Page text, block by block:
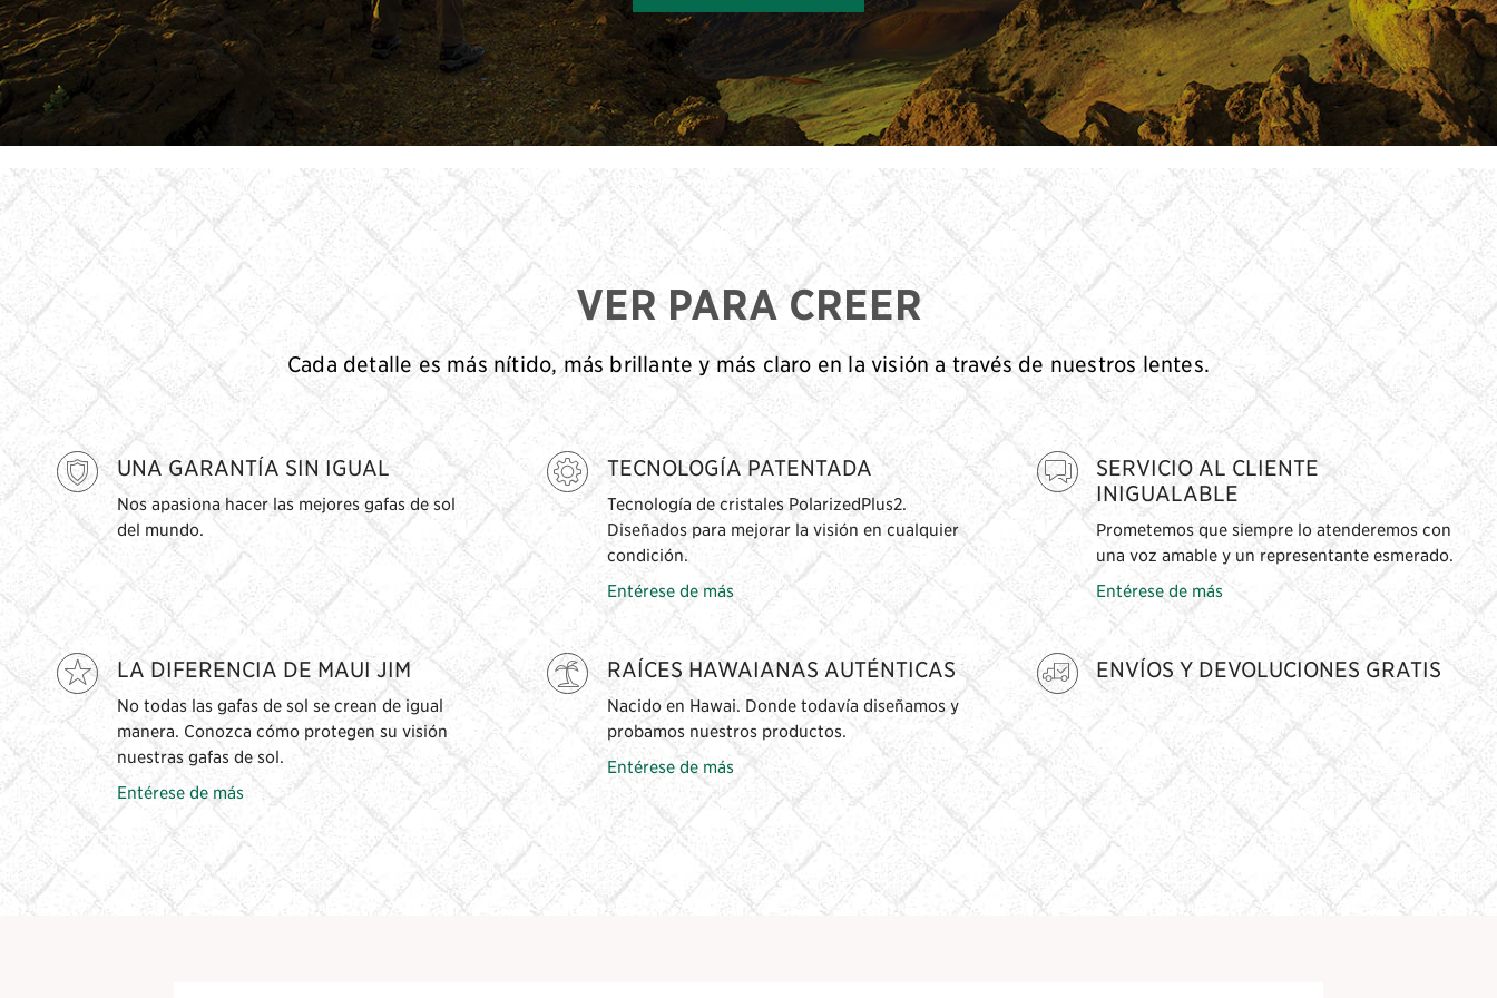
VER PARA CREER
Cada detalle es más nítido, más brillante y más claro en la visión a través de nuestros lentes.
UNA GARANTÍA SIN IGUAL
Nos apasiona hacer las mejores gafas de sol
del mundo.
TECNOLOGÍA PATENTADA
Tecnología de cristales PolarizedPlus2.
Diseñados para mejorar la visión en cualquier
condición.
Entérese de más
SERVICIO AL CLIENTE
INIGUALABLE
Prometemos que siempre lo atenderemos con
una voz amable y un representante esmerado.
Entérese de más
LA DIFERENCIA DE MAUI JIM
No todas las gafas de sol se crean de igual
manera. Conozca cómo protegen su visión
nuestras gafas de sol.
Entérese de más
RAÍCES HAWAIANAS AUTÉNTICAS
Nacido en Hawai. Donde todavía diseñamos y
probamos nuestros productos.
Entérese de más
ENVÍOS Y DEVOLUCIONES GRATIS